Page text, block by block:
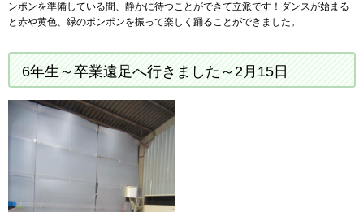
ンポンを準備している間、静かに待つことができて立派です！ダンスが始まる
と赤や黄色、緑のポンポンを振って楽しく踊ることができました。
6年生～卒業遠足へ行きました～2月15日